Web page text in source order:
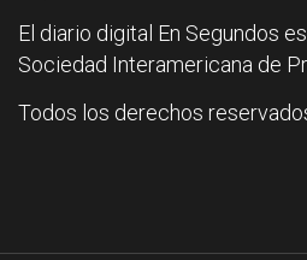
El diario digital En Segundos
Sociedad Interamericana de
Todos los derechos